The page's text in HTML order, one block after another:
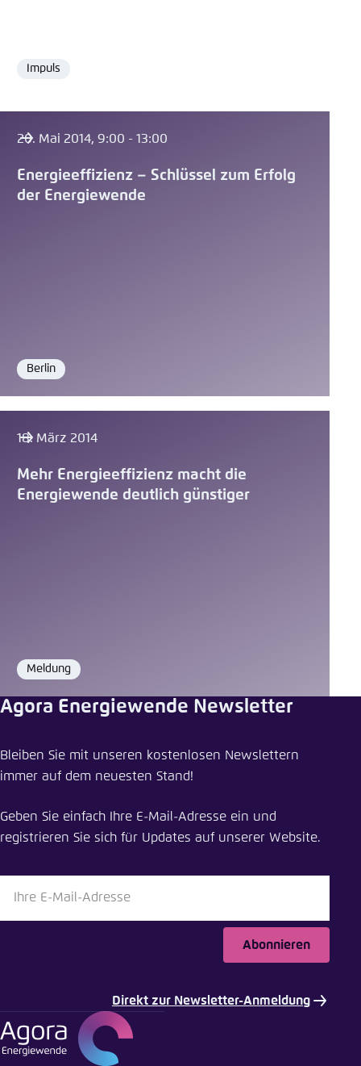
Format
Impuls
20. Mai 2014, 9:00 - 13:00
Energieeffizienz – Schlüssel zum Erfolg
der Energiewende
Ort
Berlin
18. März 2014
Mehr Energieeffizienz macht die
Energiewende deutlich günstiger
Format
Meldung
Was der Energieeffizienz im Weg steht und wie
es beseitigt werden kann
Schliessen
LinkedIn
Bluesky
Agora Energiewende Newsletter
Bleiben Sie mit unseren kostenlosen Newslettern
immer auf dem neuesten Stand!
Geben Sie einfach Ihre E-Mail-Adresse ein und
registrieren Sie sich für Updates auf unserer Website.
Abonnieren
Direkt zur Newsletter-Anmeldung